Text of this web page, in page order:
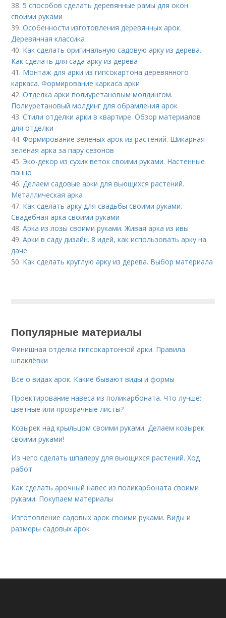
38. 5 способов сделать деревянные рамы для окон
своими руками
39.Особенности изготовления деревянных арок.
Деревянная классика
40. Как сделать оригинальную садовую арку из дерева.
Как сделать для сада арку из дерева
41. Монтаж для арки из гипсокартона деревянного
каркаса. Формирование каркаса арки
42.Отделка арки полиуретановым молдингом.
Полиуретановый молдинг для обрамления арок
43.Стили отделки арки в квартире. Обзор материалов
для отделки
44.Формирование зеленых арок из растений. Шикарная
зелёная арка за пару сезонов
45. Эко-декор из сухих веток своими руками. Настенные
панно
46.Делаем садовые арки для вьющихся растений.
Металлическая арка
47. Как сделать арку для свадьбы своими руками.
Свадебная арка своими руками
48.Арка из лозы своими руками. Живая арка из ивы
49.Арки в саду дизайн. 8 идей, как использовать арку на
даче
50. Как сделать круглую арку из дерева. Выбор материала
Популярные материалы
Финишная отделка гипсокартонной арки. Правила
шпаклёвки
Все о видах арок. Какие бывают виды и формы
Проектирование навеса из поликарбоната. Что лучше:
цветные или прозрачные листы?
Козырек над крыльцом своими руками. Делаем козырек
своими руками!
Из чего сделать шпалеру для вьющихся растений. Ход
работ
Как сделать арочный навес из поликарбоната своими
руками. Покупаем материалы
Изготовление садовых арок своими руками. Виды и
размеры садовых арок